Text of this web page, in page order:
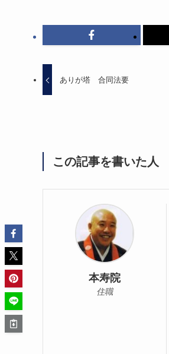
ありが塔 合同法要
この記事を書いた人
本寿院
住職